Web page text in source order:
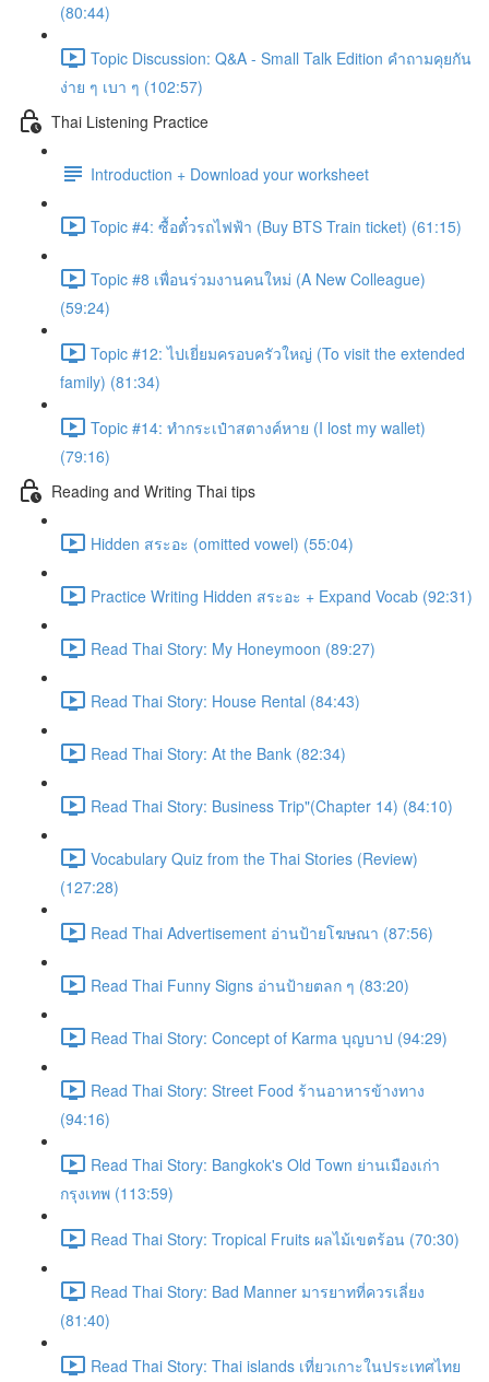
(80:44)
Topic Discussion: Q&A - Small Talk Edition คำถามคุยกัน
ง่าย ๆ เบา ๆ (102:57)
Thai Listening Practice
Introduction + Download your worksheet
Topic #4: ซื้อตั๋วรถไฟฟ้า (Buy BTS Train ticket) (61:15)
Topic #8 เพื่อนร่วมงานคนใหม่ (A New Colleague)
(59:24)
Topic #12: ไปเยี่ยมครอบครัวใหญ่ (To visit the extended
family) (81:34)
Topic #14: ทำกระเป๋าสตางค์หาย (I lost my wallet)
(79:16)
Reading and Writing Thai tips
Hidden สระอะ (omitted vowel) (55:04)
Practice Writing Hidden สระอะ + Expand Vocab (92:31)
Read Thai Story: My Honeymoon (89:27)
Read Thai Story: House Rental (84:43)
Read Thai Story: At the Bank (82:34)
Read Thai Story: Business Trip"(Chapter 14) (84:10)
Vocabulary Quiz from the Thai Stories (Review)
(127:28)
Read Thai Advertisement อ่านป้ายโฆษณา (87:56)
Read Thai Funny Signs อ่านป้ายตลก ๆ (83:20)
Read Thai Story: Concept of Karma บุญบาป (94:29)
Read Thai Story: Street Food ร้านอาหารข้างทาง
(94:16)
Read Thai Story: Bangkok's Old Town ย่านเมืองเก่า
กรุงเทพ (113:59)
Read Thai Story: Tropical Fruits ผลไม้เขตร้อน (70:30)
Read Thai Story: Bad Manner มารยาทที่ควรเลี่ยง
(81:40)
Read Thai Story: Thai islands เที่ยวเกาะในประเทศไทย